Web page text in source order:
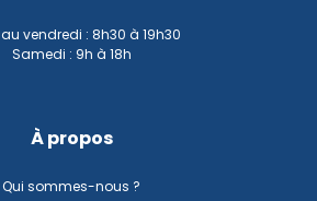
vendredi : 8h30 à 19h30
Samedi : 9h à 18h
À propos
Qui sommes-nous ?